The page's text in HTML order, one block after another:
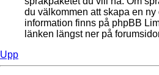
du välkommen att skapa en
information finns på phpBB
länken längst ner på
Upp